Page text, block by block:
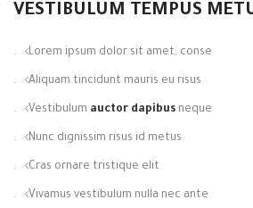
VESTIBULUM TEMPUS
Lorem ipsum dolor sit amet, conse.
Aliquam tincidunt mauris eu risus.
Vestibulum auctor dapibus neque.
Nunc dignissim risus id metus.
Cras ornare tristique elit.
Vivamus vestibulum nulla nec ante.